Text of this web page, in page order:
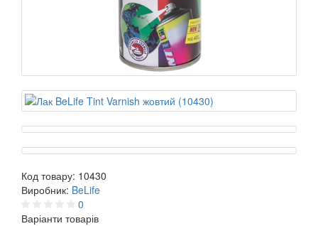
Код товару: 10430
Виробник: BeLife
0
Варіанти товарів